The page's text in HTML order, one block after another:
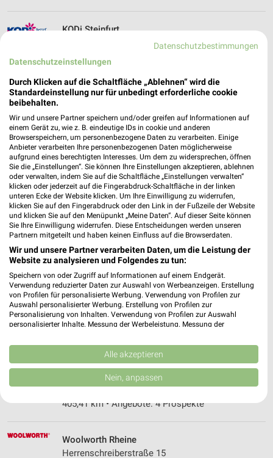
KODi Steinfurt
48565 Steinfurt
Heute 09:00 - 18:30 Uhr |
Geöffnet
410,85 km
Ernsting's family Rheine
Emsstraße 52
48431 Rheine
Heute 09:00 - 18:30 Uhr | Geöffnet
405,31 km
KODi Rheine
Emsstr. 55
48429 Rheine
Heute 10:00 - 18:30 Uhr | Geöffnet
405,29 km
❯
Emsstrasse 37
48431 Rheine
Heute 09:00 - 18:30 Uhr |
405,41 km • Angebote: 4 Prospekte
Woolworth Rheine
Herrenschreiberstraße 15
Datenschutzbestimmungen
Datenschutzeinstellungen
Durch Klicken auf die Schaltfläche „Ablehnen“ wird die
Standardeinstellung nur für unbedingt erforderliche cookie
beibehalten.
Wir und unsere Partner speichern und/oder greifen auf Informationen auf
einem Gerät zu, wie z. B. eindeutige IDs in cookie und anderen
Browserspeichern, um personenbezogene Daten zu verarbeiten. Einige
Anbieter verarbeiten Ihre personenbezogenen Daten möglicherweise
aufgrund eines berechtigten Interesses. Um dem zu widersprechen, öffnen
Sie die „Einstellungen“. Sie können Ihre Einstellungen akzeptieren, ablehnen
oder verwalten, indem Sie auf die Schaltfläche „Einstellungen verwalten“
klicken oder jederzeit auf die Fingerabdruck-Schaltfläche in der linken
unteren Ecke der Website klicken. Um Ihre Einwilligung zu widerrufen,
klicken Sie auf den Fingerabdruck oder den Link in der Fußzeile der Website
und klicken Sie auf den Menüpunkt „Meine Daten“. Auf dieser Seite können
Sie Ihre Einwilligung widerrufen. Diese Entscheidungen werden unseren
Partnern mitgeteilt und haben keinen Einfluss auf die Browserdaten.
Wir und unsere Partner verarbeiten Daten, um die Leistung der
Website zu analysieren und Folgendes zu tun:
Speichern von oder Zugriff auf Informationen auf einem Endgerät.
Verwendung reduzierter Daten zur Auswahl von Werbeanzeigen. Erstellung
von Profilen für personalisierte Werbung. Verwendung von Profilen zur
Auswahl personalisierter Werbung. Erstellung von Profilen zur
Personalisierung von Inhalten. Verwendung von Profilen zur Auswahl
personalisierter Inhalte. Messung der Werbeleistung. Messung der
Kombinationen von Daten aus verschiedenen Quellen. Entwicklung und
Verbesserung der Angebote. Verwendung reduzierter Daten zur Auswahl
von Inhalten.
Daten können außerhalb der Europäischen Union weitergegeben und in die
USA gesendet werden.
Website/App.
Wir nutzen Ihre Daten für folgende Zwecke:
IAB-Verarbeitungszwecke:
Alle akzeptieren
Nein, anpassen